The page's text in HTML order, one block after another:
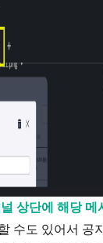
상단에 해당 메
수도 있어서 공